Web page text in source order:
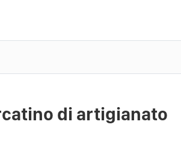
di artigianato